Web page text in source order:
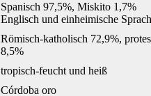
Spanisch 97,5%, Miskito 1,7%
Englisch und einheimische
Römisch-katholisch 72,9%,
8,5%
tropisch-feucht und heiß
Córdoba oro